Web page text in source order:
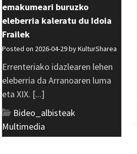
emakumeari buruzko
eleberria kaleratu du Idoia
Frailek
Posted on 2026-04-29 byKulturSharea
Errenteriako idazlearen lehen
eleberria da Arranoaren luma
eta XIX. [...]
Bideo_albisteak
Multimedia